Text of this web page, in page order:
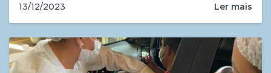
13/12/2023 Ler mais